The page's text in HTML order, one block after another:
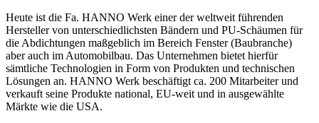
Heute ist die Fa. HANNO Werk einer der weltweit führenden
Hersteller von unterschiedlichsten Bändern und PU-Schäumen für
die Abdichtungen maßgeblich im Bereich Fenster (Baubranche)
aber auch im Automobilbau. Das Unternehmen bietet hierfür
sämtliche Technologien in Form von Produkten und technischen
Lösungen an. HANNO Werk beschäftigt ca. 200 Mitarbeiter und
verkauft seine Produkte national, EU-weit und in ausgewählte
Märkte wie die USA.